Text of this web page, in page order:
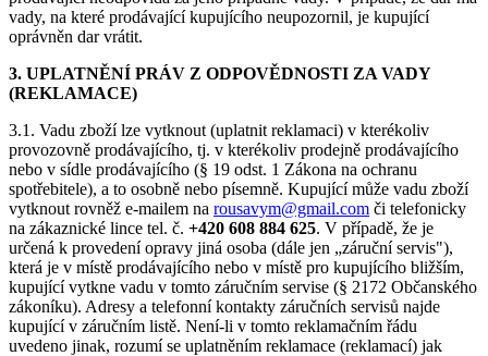
vady, na které prodávající kupujícího neupozornil, je kupující
oprávněn dar vrátit.
3. UPLATNĚNÍ PRÁV Z ODPOVĚDNOSTI ZA VADY
(REKLAMACE)
3.1. Vadu zboží lze vytknout (uplatnit reklamaci) v kterékoliv
provozovně prodávajícího, tj. v kterékoliv prodejně prodávajícího
nebo v sídle prodávajícího (§ 19 odst. 1 Zákona na ochranu
spotřebitele), a to osobně nebo písemně. Kupující může vadu zboží
vytknout rovněž e-mailem na rousavym@gmail.com či telefonicky
na zákaznické lince tel. č. +420 608 884 625. V případě, že je
určená k provedení opravy jiná osoba (dále jen „záruční servis"),
která je v místě prodávajícího nebo v místě pro kupujícího bližším,
kupující vytkne vadu v tomto záručním servise (§ 2172 Občanského
zákoníku). Adresy a telefonní kontakty záručních servisů najde
kupující v záručním listě. Není-li v tomto reklamačním řádu
uvedeno jinak, rozumí se uplatněním reklamace (reklamací) jak